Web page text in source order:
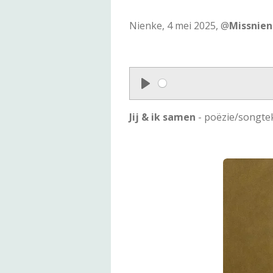
Nienke, 4 mei 2025, @
P
l
Jij & ik samen - poëzie/